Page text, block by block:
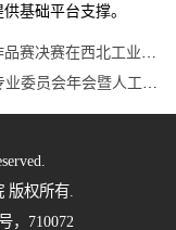
基础平台支撑。
赛在西北工业大学举办
与机器人教育高峰论坛圆满落幕
版权所有.
，710072